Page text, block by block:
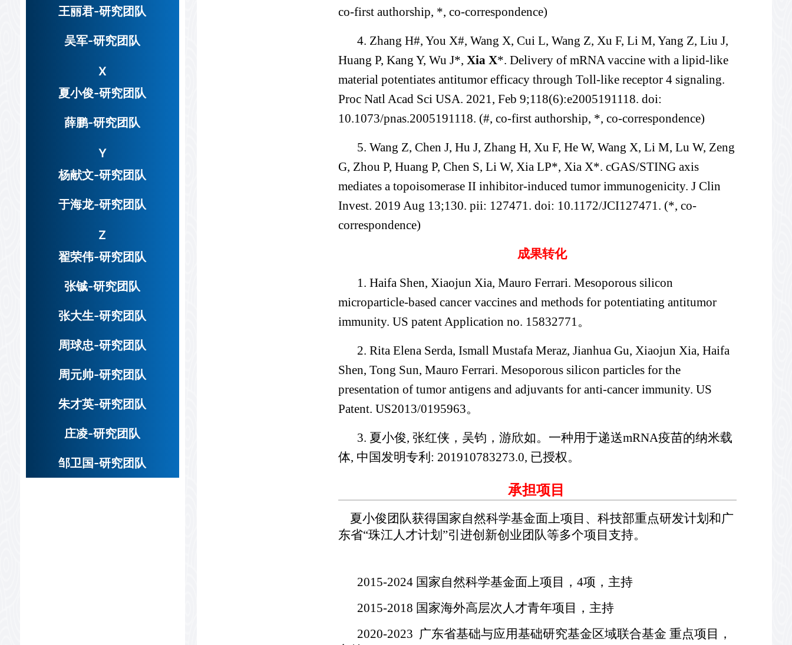
王丽君-研究团队
吴军-研究团队
X
夏小俊-研究团队
薛鹏-研究团队
Y
杨献文-研究团队
于海龙-研究团队
Z
翟荣伟-研究团队
张铖-研究团队
张大生-研究团队
周球忠-研究团队
周元帅-研究团队
朱才英-研究团队
庄凌-研究团队
邹卫国-研究团队
co-first authorship, *, co-correspondence)
4. Zhang H#, You X#, Wang X, Cui L, Wang Z, Xu F, Li M, Yang Z, Liu J,
Huang P, Kang Y, Wu J*, Xia X*. Delivery of mRNA vaccine with a lipid-like
material potentiates antitumor efficacy through Toll-like receptor 4 signaling.
Proc Natl Acad Sci USA. 2021, Feb 9;118(6):e2005191118. doi:
10.1073/pnas.2005191118. (#, co-first authorship, *, co-correspondence)
5. Wang Z, Chen J, Hu J, Zhang H, Xu F, He W, Wang X, Li M, Lu W, Zeng
G, Zhou P, Huang P, Chen S, Li W, Xia LP*, Xia X*. cGAS/STING axis
mediates a topoisomerase II inhibitor-induced tumor immunogenicity. J Clin
Invest. 2019 Aug 13;130. pii: 127471. doi: 10.1172/JCI127471. (*, co-
correspondence)
成果转化
1. Haifa Shen, Xiaojun Xia, Mauro Ferrari. Mesoporous silicon
microparticle-based cancer vaccines and methods for potentiating antitumor
immunity. US patent Application no. 15832771。
2. Rita Elena Serda, Ismall Mustafa Meraz, Jianhua Gu, Xiaojun Xia, Haifa
Shen, Tong Sun, Mauro Ferrari. Mesoporous silicon particles for the
presentation of tumor antigens and adjuvants for anti-cancer immunity. US
Patent. US2013/0195963。
3. 夏小俊, 张红侠，吴钧，游欣如。一种用于递送mRNA疫苗的纳米载
体, 中国发明专利: 201910783273.0, 已授权。
承担项目
夏小俊团队获得国家自然科学基金面上项目、科技部重点研发计划和广
东省“珠江人才计划”引进创新创业团队等多个项目支持。
2015-2024 国家自然科学基金面上项目，4项，主持
2015-2018 国家海外高层次人才青年项目，主持
2020-2023 广东省基础与应用基础研究基金区域联合基金 重点项目，